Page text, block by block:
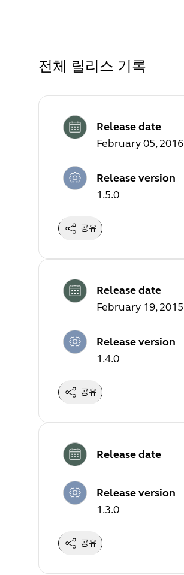
전체 릴리스 기록
Release date
February 05, 2016
Release version
1.5.0
공유
Release date
February 19, 2015
Release version
1.4.0
공유
Release date
Release version
1.3.0
공유